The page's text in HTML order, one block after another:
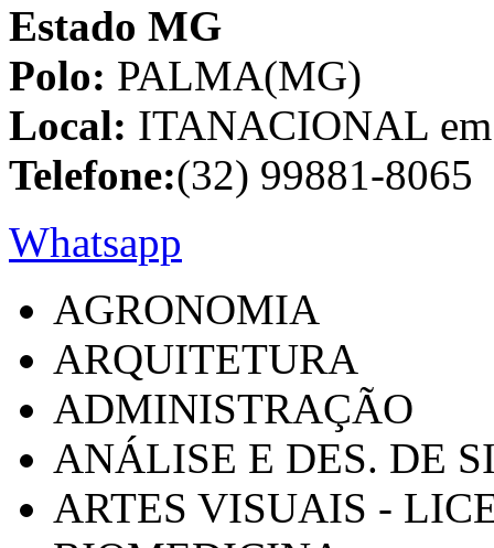
Estado MG
Polo: PALMA(MG)
Local: ITANACIONAL
Telefone:(32) 99881-8065
Whatsapp
AGRONOMIA
ARQUITETURA
ADMINISTRAÇÃO
ANÁLISE E DES. DE
ARTES VISUAIS -